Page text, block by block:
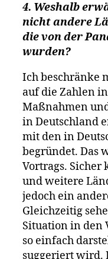
4. Weshalb
nicht andere
die von der
wurden?
Ich beschränke
auf die Zahlen
Maßnahmen
in Deutschland
mit den in
begründet. Das
Vortrags. Sicher
und weitere
jedoch ein
Gleichzeitig
Situation in den
so einfach
suggeriert wird.